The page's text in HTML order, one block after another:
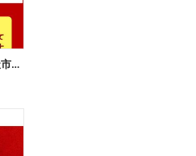
楽天ポイントカード提示で、楽天市場でのお買い物がおトクに!